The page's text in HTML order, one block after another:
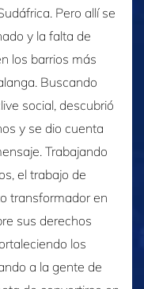
Pero allí se
y la falta de
los barrios más
Buscando
social, descubrió
y se dio cuenta
Trabajando
el trabajo de
transformador en
sus derechos
los
a la gente de